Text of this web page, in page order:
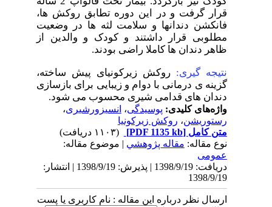
قرار گرفت و در این دوره تطابق روکش ها،
فانکشن دندانها و سلامت لثه ها در وضعیت
مطلوبی قرار داشتند و کودک و والدین از
ظاهر دندان ها کاملا راضی بودند.
نتیجه گیری:روکش زیرکونیای پیش ساخته،
گزینه ی درمانی با دوام و زیبایی برای بازسازی
دندان های قدامی شیری محسوب می شود.
واژه‌های کلیدی:پوسیدگی،انسیزورشیری،
رستوریشن،روکش زیرکونیا
متن کامل[PDF 1135 kb]
نوع مقاله:مقاله پژوهشي| موضوع مقاله:
عمومى
دریافت: 1398/9/19 | پذیرش: 1398/9/19 | انتشار:
1398/9/19
ارسال نظر درباره این مقاله : نام کاربری یا پست